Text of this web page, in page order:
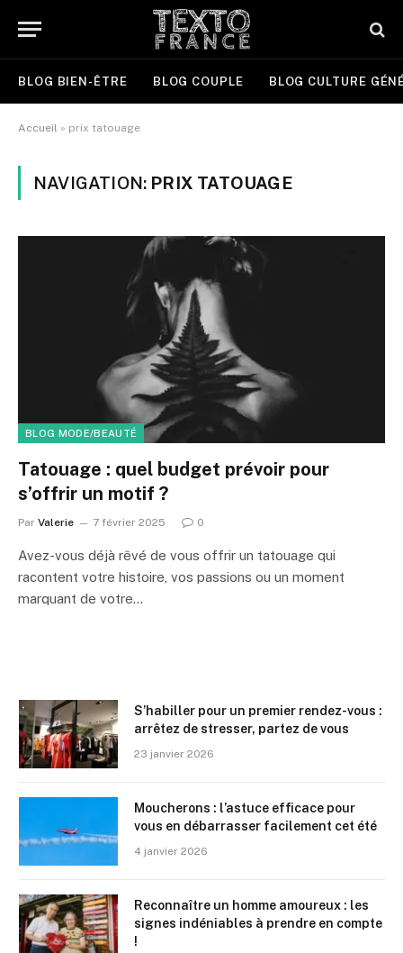
BLOG BIEN-ÊTRE BLOG COUPLE BLOG CULTURE
Accueil » prix tatouage
NAVIGATION: PRIX TATOUAGE
BLOG MODE/BEAUTÉ
Tatouage : quel budget prévoir pour
s’offrir un motif ?
Par Valerie 7 février 2025 0
Avez-vous déjà rêvé de vous offrir un tatouage qui
racontent votre histoire, vos passions ou un moment
marquant de votre…
S’habiller pour un premier rendez-vous :
arrêtez de stresser, partez de vous
23 janvier 2026
Moucherons : l’astuce efficace pour
vous en débarrasser facilement cet été
4 janvier 2026
Reconnaître un homme amoureux : les
signes indéniables à prendre en compte
!